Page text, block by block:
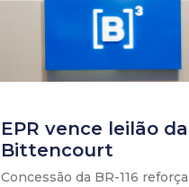
EPR vence leilão
Bittencourt
Concessão da BR-116